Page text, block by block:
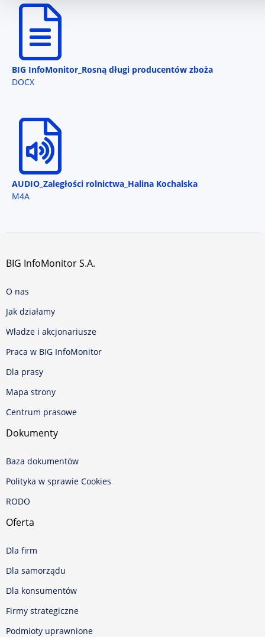
BIG InfoMonitor_Rosną długi producentów zboża
DOCX
AUDIO_Zaległości rolnictwa_Halina Kochalska
M4A
BIG InfoMonitor S.A.
O nas
Jak działamy
Władze i akcjonariusze
Praca w BIG InfoMonitor
Dla prasy
Mapa strony
Centrum prasowe
Dokumenty
Baza dokumentów
Polityka w sprawie Cookies
RODO
Oferta
Dla firm
Dla samorządu
Dla konsumentów
Firmy strategiczne
Podmioty uprawnione